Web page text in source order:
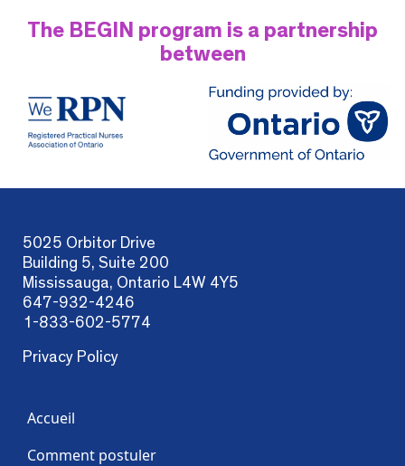
The BEGIN program is a partnership
between
5025 Orbitor Drive
Building 5, Suite 200
Mississauga, Ontario L4W 4Y5
647-932-4246
1-833-602-5774
Privacy Policy
Accueil
Comment postuler